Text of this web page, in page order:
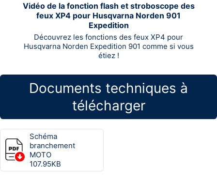
Vidéo de la fonction flash et stroboscope des
feux XP4 pour Husqvarna Norden 901
Expedition
Découvrez les fonctions des feux XP4 pour
Husqvarna Norden Expedition 901 comme si vous
étiez !
Documents techniques à
télécharger
Schéma
branchement
MOTO
107.95KB